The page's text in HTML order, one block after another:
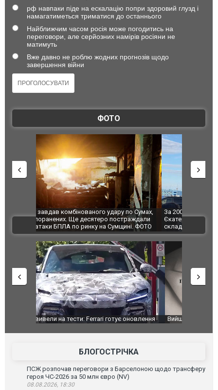
рф навпаки піде на ескалацію попри здоровий глузд і
намагатиметься триматися до останнього
Найближчим часом росія може погодитись на
переговори, але серйозних намірів росіяни не
матимуть
Вже давно не роблю жодних прогнозів щодо
завершення війни
ФОТО
За 2000 кілометрів від кордону з Україною: в
Єкатеринбурзі після атаки дронів загорівся
склад Wildberries. ФОТО. ВІДЕО
"Мої
ВІДЕО
Вийшов трейлер нової екранізації легендарного
БЛОГОСТРІЧКА
ПСЖ розпочав переговори з Барселоною щодо трансферу
героя ЧС-2026 за 50 млн євро (NV)
08.08.2026, 18:30